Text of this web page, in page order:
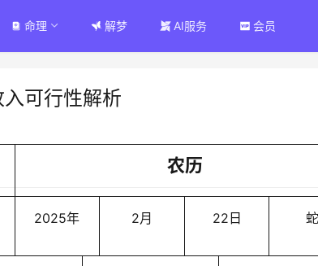
命理 解梦 AI服务 会员
可行性解析
农历
2025年 2月 22日 蛇